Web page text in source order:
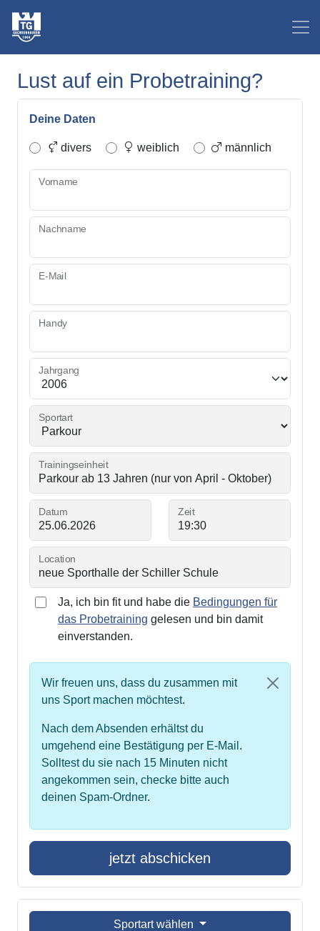
Lust auf ein Probetraining?
Deine Daten
divers weiblich männlich
Vorname
Nachname
E-Mail
Handy
Jahrgang
Sportart
Trainingseinheit
Datum Zeit
Location
Ja, ich bin fit und habe die Bedingungen für
das Probetraining gelesen und bin damit
einverstanden.
Wir freuen uns, dass du zusammen mit
uns Sport machen möchtest.
Nach dem Absenden erhältst du
umgehend eine Bestätigung per E-Mail.
Solltest du sie nach 15 Minuten nicht
angekommen sein, checke bitte auch
deinen Spam-Ordner.
jetzt abschicken
Sportart wählen